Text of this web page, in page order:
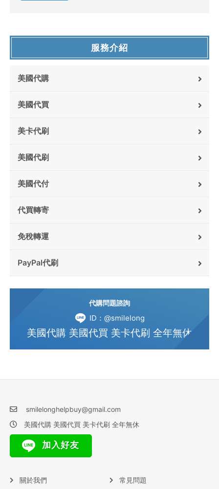
服務介紹
美國代購
美國代買
美卡代刷
美國代刷
美國代付
代買轉寄
免稅轉運
PayPal代刷
代購問題諮詢
ID：@smilelong
美國代購 美國代買 美卡代刷 全年無休
smilelonghelpbuy@gmail.com
美國代購 美國代買 美卡代刷 全年無休
加入好友
關於我們 常見問題